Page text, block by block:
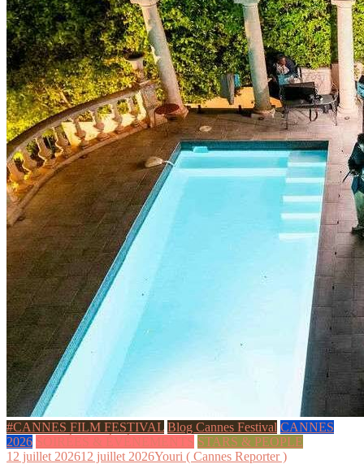
#CANNES FILM FESTIVAL Blog Cannes Festival CANNES
2026 SOIRÉES & ÉVÉNEMENTS STARS & PEOPLE
12 juillet 202612 juillet 2026Youri ( Cannes Reporter )